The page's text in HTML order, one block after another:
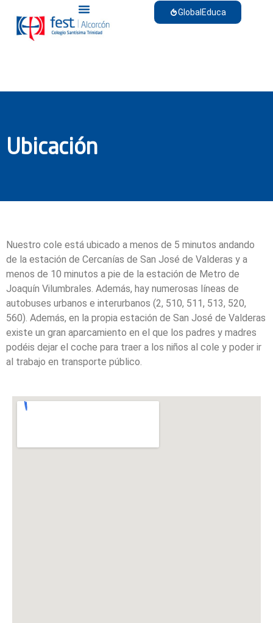
GlobalEduca
Ubicación
Nuestro cole está ubicado a menos de 5 minutos andando
de la estación de Cercanías de San José de Valderas y a
menos de 10 minutos a pie de la estación de Metro de
Joaquín Vilumbrales. Además, hay numerosas líneas de
autobuses urbanos e interurbanos (2, 510, 511, 513, 520,
560). Además, en la propia estación de San José de Valderas
existe un gran aparcamiento en el que los padres y madres
podéis dejar el coche para traer a los niños al cole y poder ir
al trabajo en transporte público.